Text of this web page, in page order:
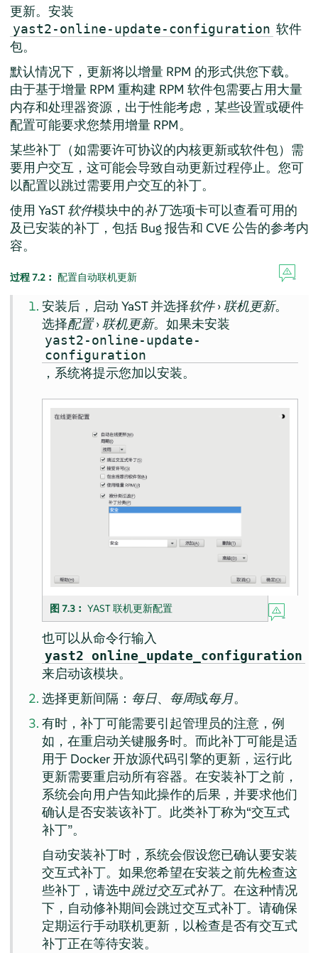
更新。安装
yast2-online-update-configuration 软件
包。
默认情况下，更新将以增量 RPM 的形式供您下载。
由于基于增量 RPM 重构建 RPM 软件包需要占用大量
内存和处理器资源，出于性能考虑，某些设置或硬件
配置可能要求您禁用增量 RPM。
某些补丁（如需要许可协议的内核更新或软件包）需
要用户交互，这可能会导致自动更新过程停止。您可
以配置以跳过需要用户交互的补丁。
使用 YaST软件模块中的补丁选项卡可以查看可用的
及已安装的补丁，包括 Bug 报告和 CVE 公告的参考内
容。
过程 7.2︰ 配置自动联机更新
安装后，启动 YaST 并选择软件›联机更新。
选择配置›联机更新。如果未安装
yast2-online-update-
configuration
，系统将提示您加以安装。
图 7.3︰YAST 联机更新配置
也可以从命令行输入
yast2 online_update_configuration
来启动该模块。
选择更新间隔： 每日、 每周或每月。
有时，补丁可能需要引起管理员的注意，例
如，在重启动关键服务时。而此补丁可能是适
用于 Docker 开放源代码引擎的更新，运行此
更新需要重启动所有容器。在安装补丁之前，
系统会向用户告知此操作的后果，并要求他们
确认是否安装该补丁。此类补丁称为“交互式
补丁”。
自动安装补丁时，系统会假设您已确认要安装
交互式补丁。如果您希望在安装之前先检查这
些补丁，请选中跳过交互式补丁。在这种情况
下，自动修补期间会跳过交互式补丁。请确保
定期运行手动联机更新，以检查是否有交互式
补丁正在等待安装。